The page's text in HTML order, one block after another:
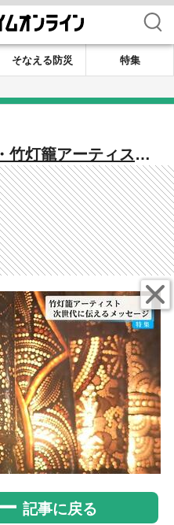
検索
そなえる防災
特集
竹灯籠アーティスト
情熱を注いで向き合
伝えるメッセージ
記事に戻る